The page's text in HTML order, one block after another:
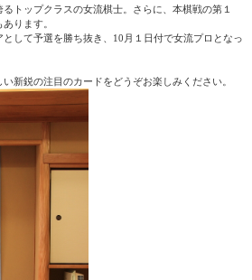
トップクラスの女流棋士。さらに、本棋戦の第１
ります。
して予選を勝ち抜き、10月１日付で女流プロとなっ
新鋭の注目のカードをどうぞお楽しみください。